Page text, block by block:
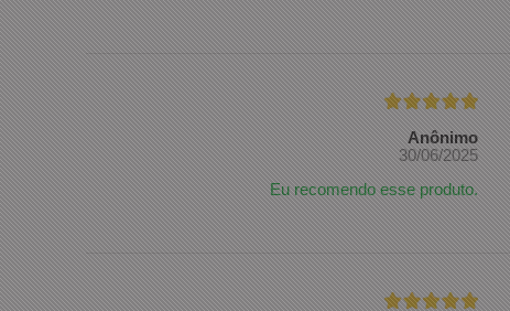
Anônimo
30/06/2025
Eu recomendo esse produto.